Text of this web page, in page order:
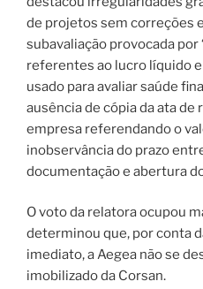
de projetos sem correções
subavaliação provocada
referentes ao lucro líquido e
usado para avaliar saúde
ausência de cópia da ata de
empresa referendando o
inobservância do prazo
documentação e abertura
O voto da relatora ocupou
determinou que, por conta
imediato, a Aegea não se
imobilizado da Corsan.